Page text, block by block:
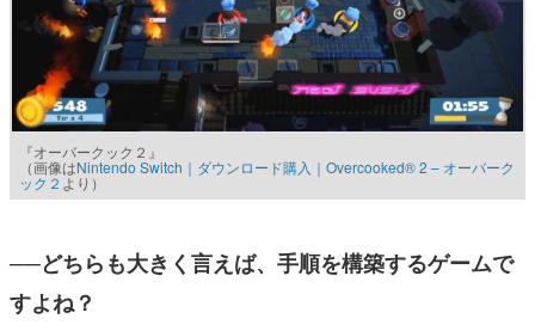
『オーバークック２』
（画像はNintendo Switch｜ダウンロード購入｜Overcooked® 2 – オーバーク
ック２ より）
──どちらも大きく言えば、手順を構築するゲームで
すよね？